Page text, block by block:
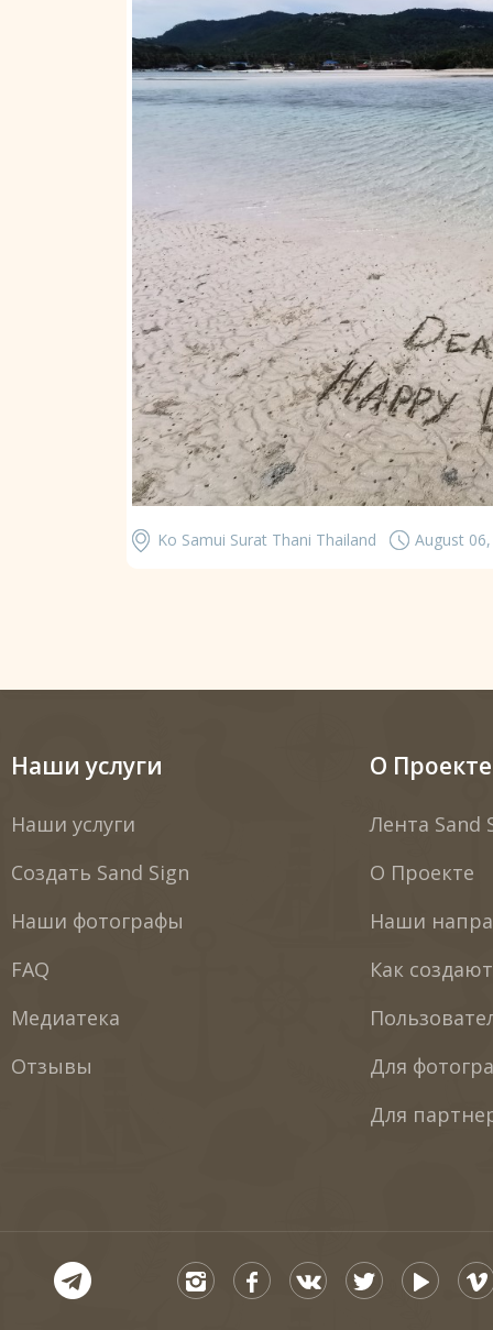
Ko Samui Surat Thani Thailand August
Наши услуги
Наши услуги
Создать Sand Sign
Наши фотографы
FAQ
Медиатека
Отзывы
О Проекте
Лента Sand
О Проекте
Наши
Как
Для
Для